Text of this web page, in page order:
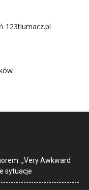
„Very Awkward
sytuacje